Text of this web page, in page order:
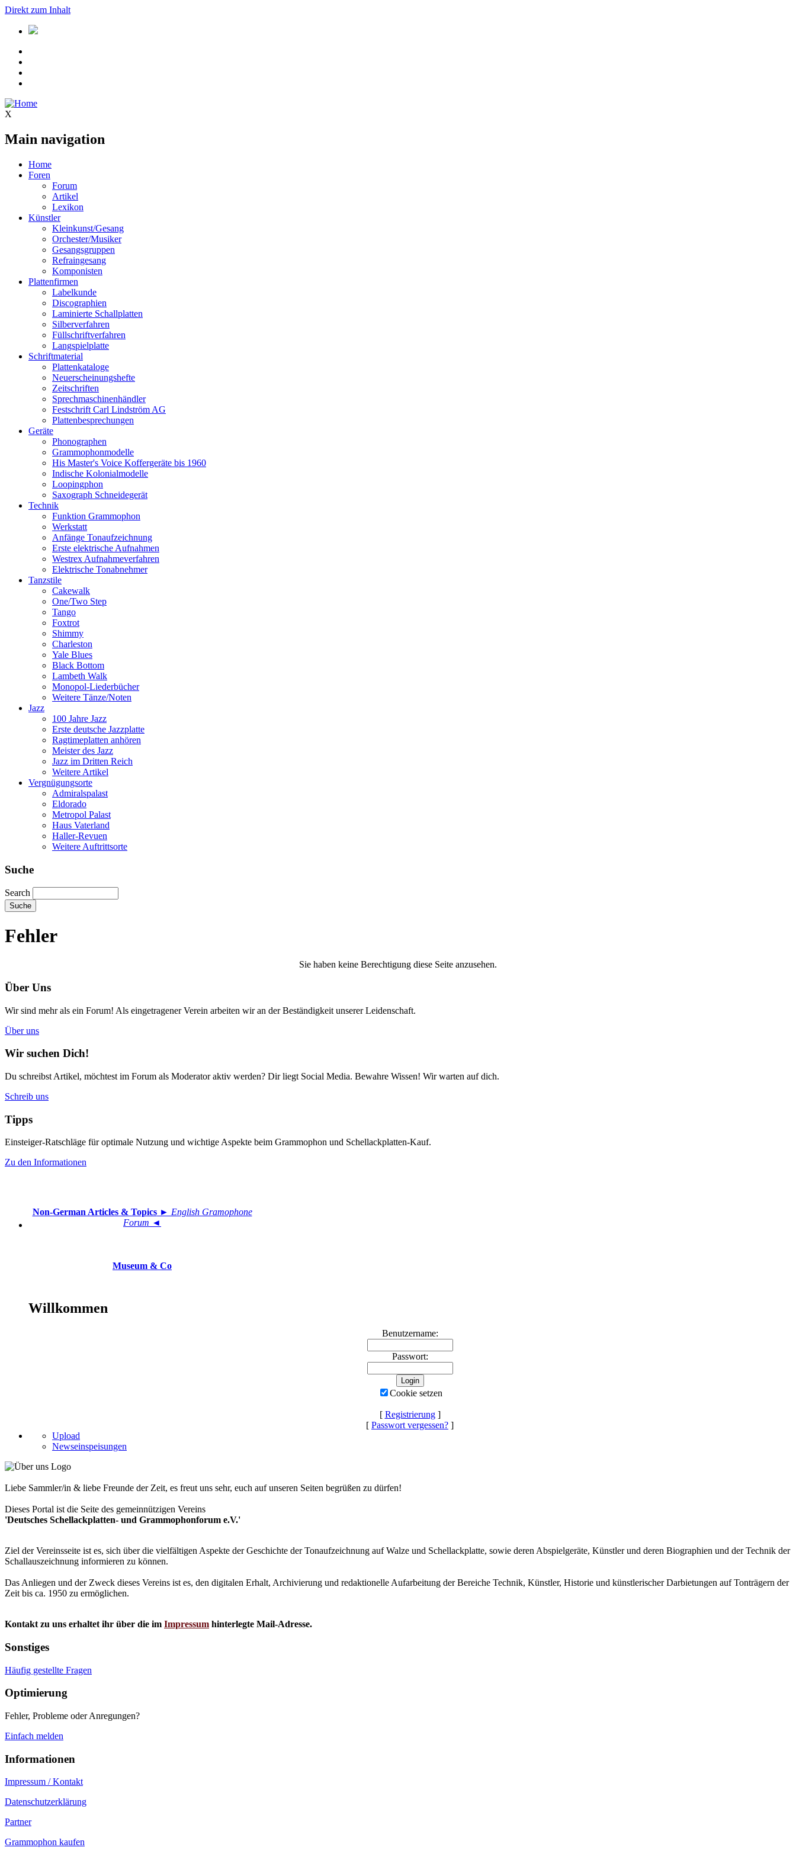
Direkt zum Inhalt
X
Main navigation
Home
Foren
Forum
Artikel
Lexikon
Künstler
Kleinkunst/Gesang
Orchester/Musiker
Gesangsgruppen
Refraingesang
Komponisten
Plattenfirmen
Labelkunde
Discographien
Laminierte Schallplatten
Silberverfahren
Füllschriftverfahren
Langspielplatte
Schriftmaterial
Plattenkataloge
Neuerscheinungshefte
Zeitschriften
Sprechmaschinenhändler
Festschrift Carl Lindström AG
Plattenbesprechungen
Geräte
Phonographen
Grammophonmodelle
His Master's Voice Koffergeräte bis 1960
Indische Kolonialmodelle
Loopingphon
Saxograph Schneidegerät
Technik
Funktion Grammophon
Werkstatt
Anfänge Tonaufzeichnung
Erste elektrische Aufnahmen
Westrex Aufnahmeverfahren
Elektrische Tonabnehmer
Tanzstile
Cakewalk
One/Two Step
Tango
Foxtrot
Shimmy
Charleston
Yale Blues
Black Bottom
Lambeth Walk
Monopol-Liederbücher
Weitere Tänze/Noten
Jazz
100 Jahre Jazz
Erste deutsche Jazzplatte
Ragtimeplatten anhören
Meister des Jazz
Jazz im Dritten Reich
Weitere Artikel
Vergnügungsorte
Admiralspalast
Eldorado
Metropol Palast
Haus Vaterland
Haller-Revuen
Weitere Auftrittsorte
Suche
Search
Fehler
Sie haben keine Berechtigung diese Seite anzusehen.
Über Uns
Wir sind mehr als ein Forum! Als eingetragener Verein arbeiten wir an der Beständigkeit unserer Leidenschaft.
Über uns
Wir suchen Dich!
Du schreibst Artikel, möchtest im Forum als Moderator aktiv werden? Dir liegt Social Media. Bewahre Wissen! Wir warten auf dich.
Schreib uns
Tipps
Einsteiger-Ratschläge für optimale Nutzung und wichtige Aspekte beim Grammophon und Schellackplatten-Kauf.
Zu den Informationen
Non-German Articles & Topics► English Gramophone
Forum ◄
Museum & Co
Willkommen
Benutzername:
Passwort:
Cookie setzen
[ Registrierung]
[ Passwort vergessen? ]
Upload
Newseinspeisungen
Liebe Sammler/in & liebe Freunde der Zeit, es freut uns sehr, euch auf unseren Seiten begrüßen zu dürfen!
Dieses Portal ist die Seite des gemeinnützigen Vereins
'Deutsches Schellackplatten- und Grammophonforum e.V.'
Ziel der Vereinsseite ist es, sich über die vielfältigen Aspekte der Geschichte der Tonaufzeichnung auf Walze und Schellackplatte, sowie deren Abspielgeräte, Künstler und deren Biographien und der Technik der
Schallauszeichnung informieren zu können.
Das Anliegen und der Zweck dieses Vereins ist es, den digitalen Erhalt, Archivierung und redaktionelle Aufarbeitung der Bereiche Technik, Künstler, Historie und künstlerischer Darbietungen auf Tonträgern der
Zeit bis ca. 1950 zu ermöglichen.
Kontakt zu uns erhaltet ihr über die im Impressum hinterlegte Mail-Adresse.
Sonstiges
Häufig gestellte Fragen
Optimierung
Fehler, Probleme oder Anregungen?
Einfach melden
Informationen
Impressum / Kontakt
Datenschutzerklärung
Partner
Grammophon kaufen